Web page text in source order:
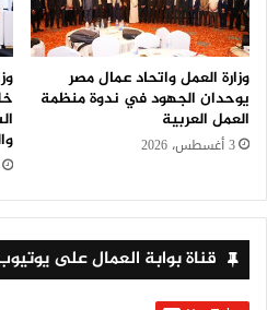
وزارة العمل واتحاد عمال مصر
يوحدان الجهود في ندوة منظمة
العمل العربية
3 أغسطس، 2026
قناة بوابة العمال على